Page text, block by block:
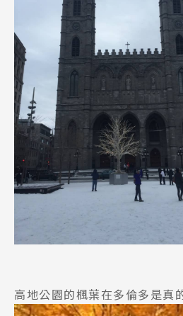
高地公園的楓葉在多倫多是真